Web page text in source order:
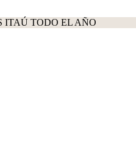
ITAÚ TODO EL AÑO